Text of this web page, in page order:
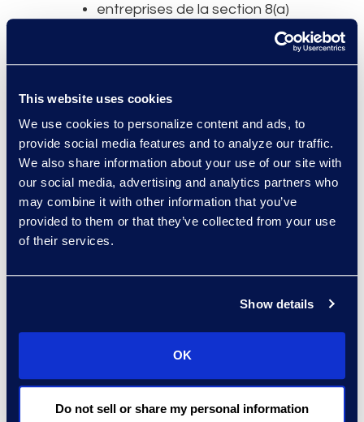
This website uses cookies
We use cookies to personalize content and ads, to
provide social media features and to analyze our traffic.
We also share information about your use of our site with
our social media, advertising and analytics partners who
may combine it with other information that you’ve
provided to them or that they’ve collected from your use
of their services.
Show details
OK
Do not sell or share my personal information
entreprises de la section 8(a)
Locations
Newsroom
Diversité des Fournisseurs
Rencontrez les Experts
Dirigeants
Sécurité des données
Responsabilité sociale des
Environnement, Social, et
Culture et communauté